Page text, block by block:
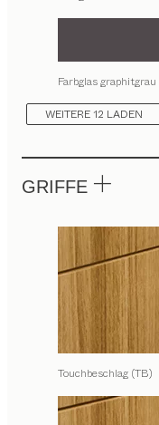
Farbglas graphitgrau
WEITERE 12 LADEN
GRIFFE
Touchbeschlag (TB)